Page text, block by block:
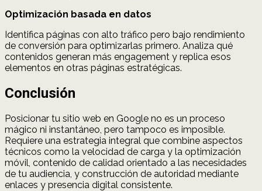
Optimización basada en datos
Identifica páginas con alto tráfico pero bajo rendimiento
de conversión para optimizarlas primero. Analiza qué
contenidos generan más engagement y replica esos
elementos en otras páginas estratégicas.
Conclusión
Posicionar tu sitio web en Google no es un proceso
mágico ni instantáneo, pero tampoco es imposible.
Requiere una estrategia integral que combine aspectos
técnicos como la velocidad de carga y la optimización
móvil, contenido de calidad orientado a las necesidades
de tu audiencia, y construcción de autoridad mediante
enlaces y presencia digital consistente.